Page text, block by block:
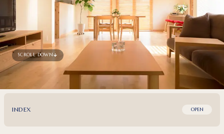
SCROLL DOWN
INDEX OPEN